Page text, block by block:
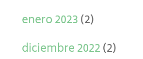
enero 2023(2)
diciembre 2022(2)